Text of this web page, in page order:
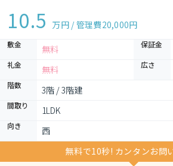
10.5 万円 / 管理費20,000円
敷金 無料 保証金
礼金 無料 広さ
階数 3階 / 3階建
間取り 1LDK
向き
西
無料で10秒! カンタンお問